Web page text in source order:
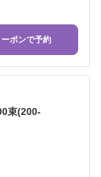
ポンで予約
束(200-